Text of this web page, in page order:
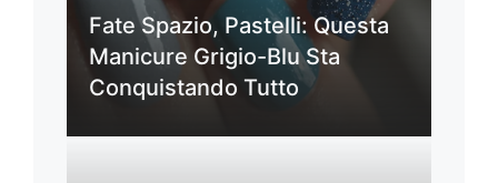
Fate Spazio, Pastelli: Questa
Manicure Grigio-Blu Sta
Conquistando Tutto